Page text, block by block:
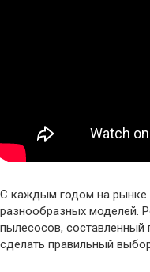
С каждым годом на рынке
разнообразных моделей.
пылесосов,
сделать правильный